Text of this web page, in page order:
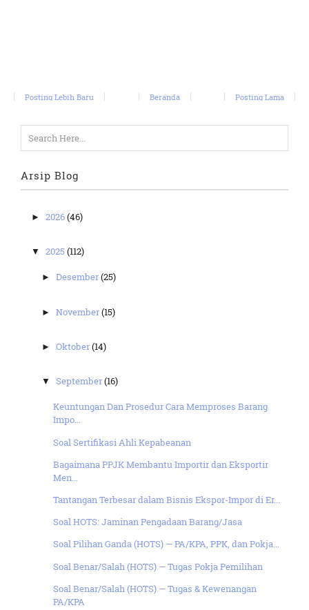
Posting Lebih Baru Posting Lama
Beranda
Arsip Blog
► 2026(46)
▼ 2025 (112)
►Desember(25)
►November(15)
►Oktober(14)
▼September(16)
Keuntungan Dan Prosedur Cara Memproses Barang
Impo...
Soal Sertifikasi Ahli Kepabeanan
Bagaimana PPJK Membantu Importir dan Eksportir
Men...
Tantangan Terbesar dalam Bisnis Ekspor-Impor di Er...
Soal HOTS: Jaminan Pengadaan Barang/Jasa
Soal Pilihan Ganda (HOTS) — PA/KPA, PPK, dan Pokja...
Soal Benar/Salah (HOTS) — Tugas Pokja Pemilihan
Soal Benar/Salah (HOTS) — Tugas & Kewenangan
PA/KPA